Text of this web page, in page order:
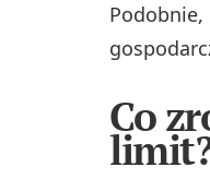
Podobnie,
Co